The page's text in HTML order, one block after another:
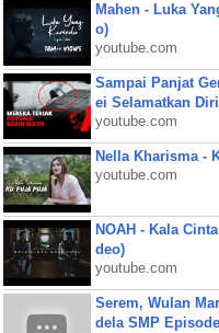
Mahen - Luka
o)
youtube.com
Sampai Panjat
ei Selamatkan
youtube.com
Nella Kharisma -
youtube.com
NOAH - Kala
deo)
youtube.com
Serem, Wulan
dela SMP